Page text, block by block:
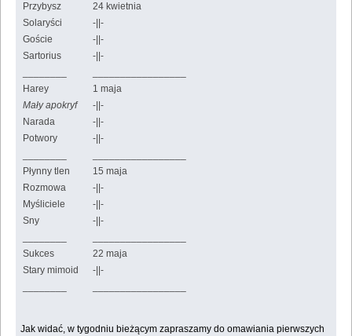
Przybysz
24 kwietnia
Solaryści
-||-
Goście
-||-
Sartorius
-||-
Harey
1 maja
Mały apokryf
-||-
Narada
-||-
Potwory
-||-
Płynny tlen
15 maja
Rozmowa
-||-
Myśliciele
-||-
Sny
-||-
Sukces
22 maja
Stary mimoid
-||-
Jak widać, w tygodniu bieżącym zapraszamy do omawiania pierwszych